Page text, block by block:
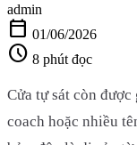
admin
calendar_today 01/06/2026
schedule 8 phút đọc
Cửa tự sát còn
coach hoặc nhiều